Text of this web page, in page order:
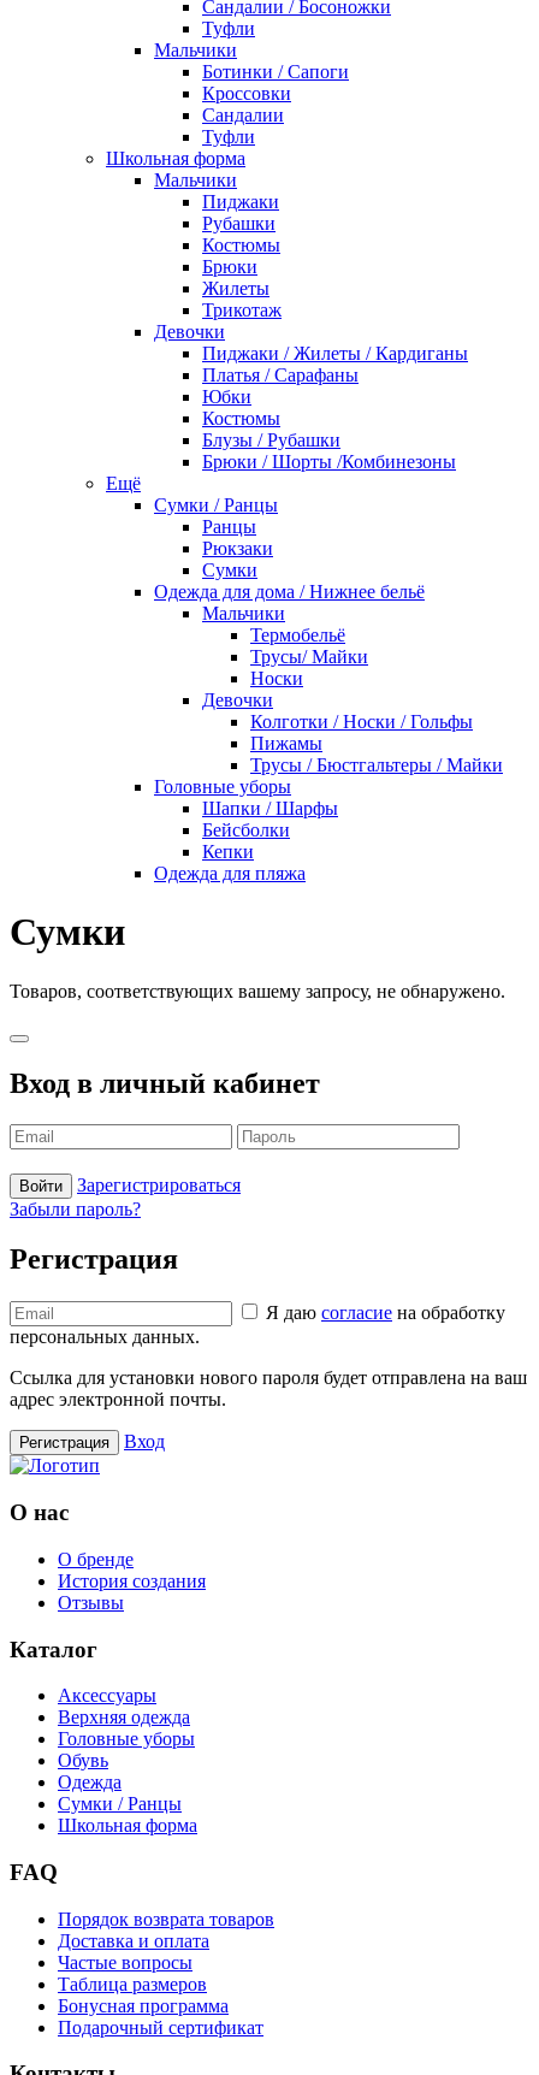
Сандалии / Босоножки
Туфли
Мальчики
Ботинки / Сапоги
Кроссовки
Сандалии
Туфли
Школьная форма
Мальчики
Пиджаки
Рубашки
Костюмы
Брюки
Жилеты
Трикотаж
Девочки
Пиджаки / Жилеты / Кардиганы
Платья / Сарафаны
Юбки
Костюмы
Блузы / Рубашки
Брюки / Шорты /Комбинезоны
Ещё
Сумки / Ранцы
Ранцы
Рюкзаки
Сумки
Одежда для дома / Нижнее бельё
Мальчики
Термобельё
Трусы/ Майки
Носки
Девочки
Колготки / Носки / Гольфы
Пижамы
Трусы / Бюстгальтеры / Майки
Головные уборы
Шапки / Шарфы
Бейсболки
Кепки
Одежда для пляжа
Сумки
Товаров, соответствующих вашему запросу, не обнаружено.
Вход в личный кабинет
Войти
Зарегистрироваться
Забыли пароль?
Регистрация
Я даю согласие на обработку
персональных данных.
Ссылка для установки нового пароля будет отправлена ​​на ваш
адрес электронной почты.
Регистрация Вход
О нас
О бренде
История создания
Отзывы
Каталог
Аксессуары
Верхняя одежда
Головные уборы
Обувь
Одежда
Сумки / Ранцы
Школьная форма
FAQ
Порядок возврата товаров
Доставка и оплата
Частые вопросы
Таблица размеров
Бонусная программа
Подарочный сертификат